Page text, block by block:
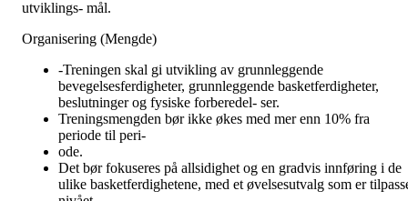
utviklings- mål.
Organisering (Mengde)
-Treningen skal gi utvikling av grunnleggende
bevegelsesferdigheter, grunnleggende basketferdigheter,
beslutninger og fysiske forberedel- ser.
Treningsmengden bør ikke økes med mer enn 10% fra
periode til peri-
ode.
Det bør fokuseres på allsidighet og en gradvis innføring i de
ulike basketferdighetene, med et øvelsesutvalg som er